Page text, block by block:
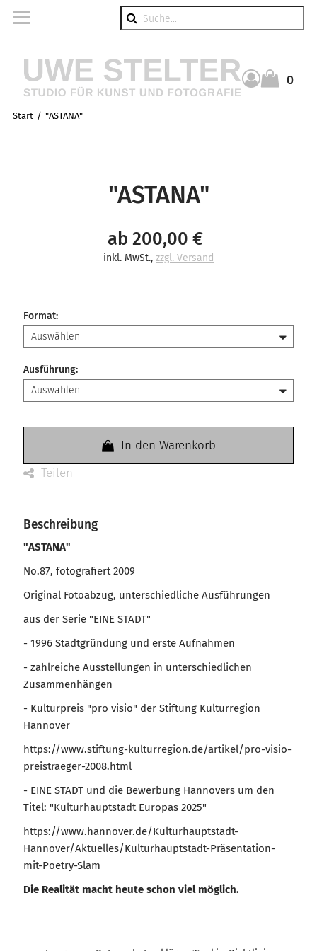
0
Start "ASTANA"
"ASTANA"
ab 200,00 €
inkl. MwSt., zzgl. Versand
Format:
Ausführung:
In den Warenkorb
Teilen
Beschreibung
"ASTANA"
No.87, fotografiert 2009
Original Fotoabzug, unterschiedliche Ausführungen
aus der Serie "EINE STADT"
- 1996 Stadtgründung und erste Aufnahmen
- zahlreiche Ausstellungen in unterschiedlichen
Zusammenhängen
- Kulturpreis "pro visio" der Stiftung Kulturregion
Hannover
https://www.stiftung-kulturregion.de/artikel/pro-visio-
preistraeger-2008.html
- EINE STADT und die Bewerbung Hannovers um den
Titel: "Kulturhauptstadt Europas 2025"
https://www.hannover.de/Kulturhauptstadt-
Hannover/Aktuelles/Kulturhauptstadt-Präsentation-
mit-Poetry-Slam
Die Realität macht heute schon viel möglich.